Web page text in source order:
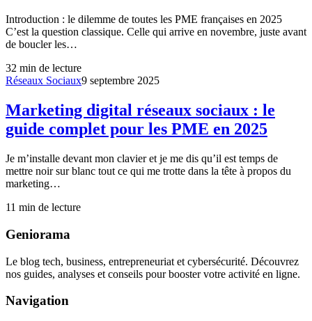
Introduction : le dilemme de toutes les PME françaises en 2025
C’est la question classique. Celle qui arrive en novembre, juste avant
de boucler les…
32 min de lecture
Réseaux Sociaux9 septembre 2025
Marketing digital réseaux sociaux : le
guide complet pour les PME en 2025
Je m’installe devant mon clavier et je me dis qu’il est temps de
mettre noir sur blanc tout ce qui me trotte dans la tête à propos du
marketing…
11 min de lecture
Geniorama
Le blog tech, business, entrepreneuriat et cybersécurité. Découvrez
nos guides, analyses et conseils pour booster votre activité en ligne.
Navigation